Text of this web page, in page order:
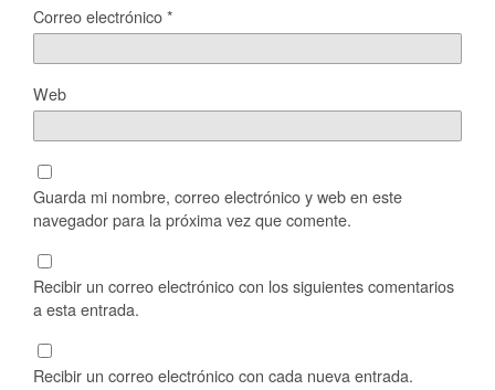
Correo electrónico*
Web
Guarda mi nombre, correo electrónico y web en este
navegador para la próxima vez que comente.
Recibir un correo electrónico con los siguientes comentarios
a esta entrada.
Recibir un correo electrónico con cada nueva entrada.